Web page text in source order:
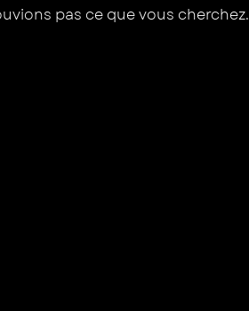
pas ce que vous cherchez.